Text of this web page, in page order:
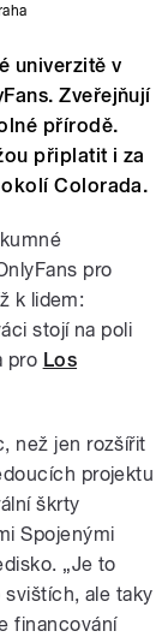
univerzitě v
Zveřejňují
přírodě.
připlatit i za
Colorada.
pro
k lidem:
stojí na poli
pro Los
než jen rozšířit
projektu
škrty
Spojenými
„Je to
ale taky
financování